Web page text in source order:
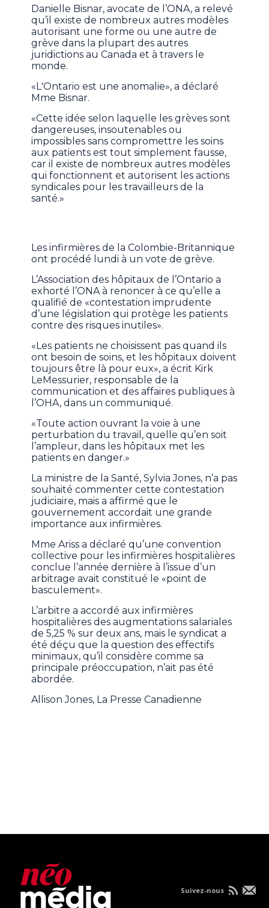
Danielle Bisnar, avocate de l’ONA, a relevé
qu’il existe de nombreux autres modèles
autorisant une forme ou une autre de
grève dans la plupart des autres
juridictions au Canada et à travers le
monde.
«L'Ontario est une anomalie», a déclaré
Mme Bisnar.
«Cette idée selon laquelle les grèves sont
dangereuses, insoutenables ou
impossibles sans compromettre les soins
aux patients est tout simplement fausse,
car il existe de nombreux autres modèles
qui fonctionnent et autorisent les actions
syndicales pour les travailleurs de la
santé.»
Les infirmières de la Colombie-Britannique
ont procédé lundi à un vote de grève.
L’Association des hôpitaux de l’Ontario a
exhorté l’ONA à renoncer à ce qu’elle a
qualifié de «contestation imprudente
d’une législation qui protège les patients
contre des risques inutiles».
«Les patients ne choisissent pas quand ils
ont besoin de soins, et les hôpitaux doivent
toujours être là pour eux», a écrit Kirk
LeMessurier, responsable de la
communication et des affaires publiques à
l’OHA, dans un communiqué.
«Toute action ouvrant la voie à une
perturbation du travail, quelle qu’en soit
l’ampleur, dans les hôpitaux met les
patients en danger.»
La ministre de la Santé, Sylvia Jones, n’a pas
souhaité commenter cette contestation
judiciaire, mais a affirmé que le
gouvernement accordait une grande
importance aux infirmières.
Mme Ariss a déclaré qu’une convention
collective pour les infirmières hospitalières
conclue l’année dernière à l’issue d’un
arbitrage avait constitué le «point de
basculement».
L’arbitre a accordé aux infirmières
hospitalières des augmentations salariales
de 5,25 % sur deux ans, mais le syndicat a
été déçu que la question des effectifs
minimaux, qu’il considère comme sa
principale préoccupation, n’ait pas été
abordée.
Allison Jones, La Presse Canadienne
Suivez-nous